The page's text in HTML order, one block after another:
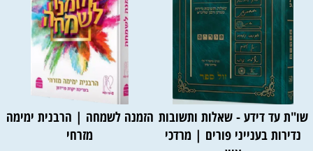
שו"ת עד דידע - שאלות ותשובות
נדירות בענייני פורים | מרדכי
הזמנה לשמחה | הרבנית ימימה
מזרחי